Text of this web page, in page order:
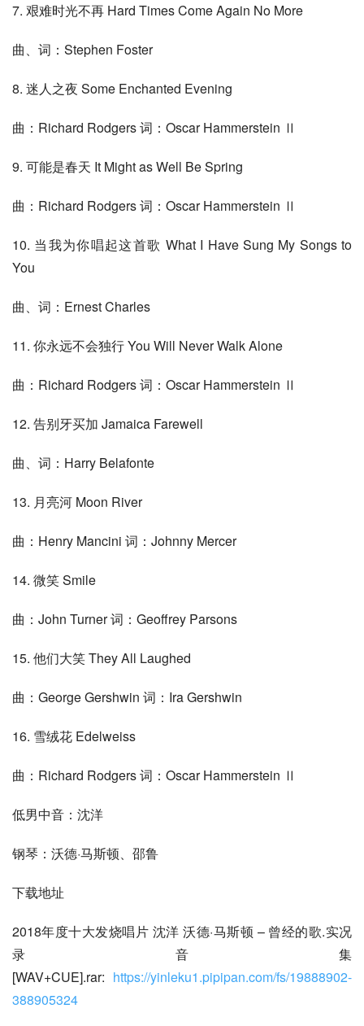
7. 艰难时光不再 Hard Times Come Again No More
曲、词：Stephen Foster
8. 迷人之夜 Some Enchanted Evening
曲：Richard Rodgers 词：Oscar Hammerstein Ⅱ
9. 可能是春天 It Might as Well Be Spring
曲：Richard Rodgers 词：Oscar Hammerstein Ⅱ
10. 当我为你唱起这首歌 What I Have Sung My Songs to
You
曲、词：Ernest Charles
11. 你永远不会独行 You Will Never Walk Alone
曲：Richard Rodgers 词：Oscar Hammerstein Ⅱ
12. 告别牙买加 Jamaica Farewell
曲、词：Harry Belafonte
13. 月亮河 Moon River
曲：Henry Mancini 词：Johnny Mercer
14. 微笑 Smile
曲：John Turner 词：Geoffrey Parsons
15. 他们大笑 They All Laughed
曲：George Gershwin 词：Ira Gershwin
16. 雪绒花 Edelweiss
曲：Richard Rodgers 词：Oscar Hammerstein Ⅱ
低男中音：沈洋
钢琴：沃德·马斯顿、邵鲁
下载地址
2018年度十大发烧唱片 沈洋 沃德·马斯顿 – 曾经的歌.实况
录音集
[WAV+CUE].rar: https://yinleku1.pipipan.com/fs/19888902-
388905324